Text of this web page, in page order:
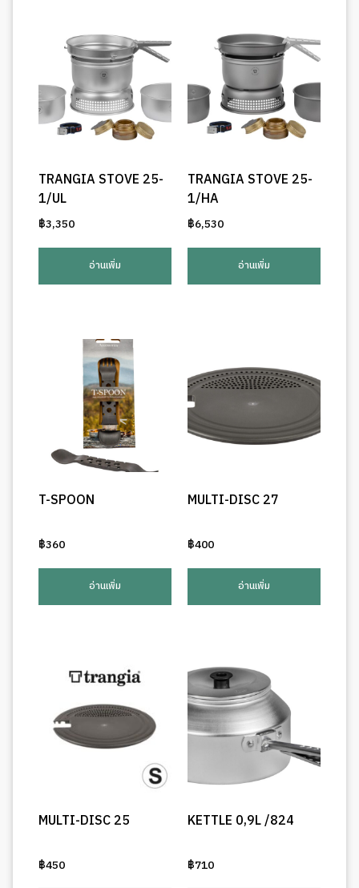
TRANGIA STOVE 25-
1/UL
฿3,350
อ่านเพิ่ม
TRANGIA STOVE 25-
1/HA
฿6,530
อ่านเพิ่ม
T-SPOON
฿360
อ่านเพิ่ม
MULTI-DISC 27
฿400
อ่านเพิ่ม
MULTI-DISC 25
฿450
KETTLE 0,9L /824
฿710